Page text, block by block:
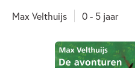
Max Velthuijs 0 - 5 jaar